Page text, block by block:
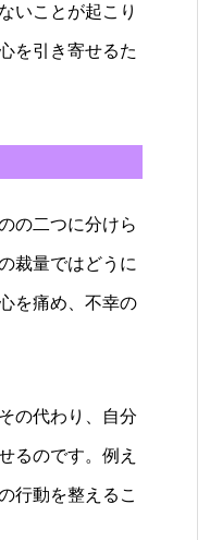
いことが起こり
を引き寄せるた
の二つに分けら
裁量ではどうに
を痛め、不幸の
の代わり、自分
るのです。例え
行動を整えるこ